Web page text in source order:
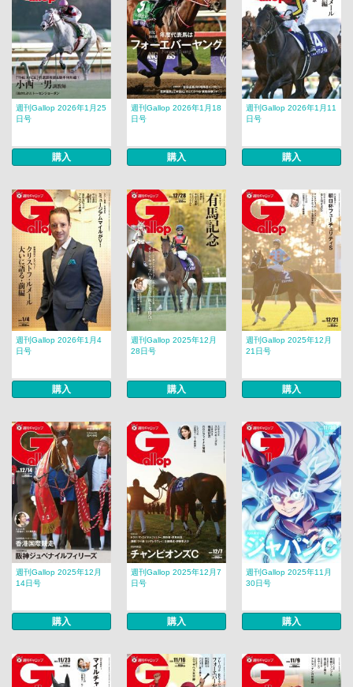
週刊Gallop 2026年1月25
日号
購入
週刊Gallop 2026年1月18
日号
購入
週刊Gallop 2026年1月11
日号
購入
週刊Gallop 2026年1月4
日号
購入
週刊Gallop 2025年12月
28日号
購入
週刊Gallop 2025年12月
21日号
購入
週刊Gallop 2025年12月
14日号
購入
週刊Gallop 2025年12月7
日号
購入
週刊Gallop 2025年11月
30日号
購入